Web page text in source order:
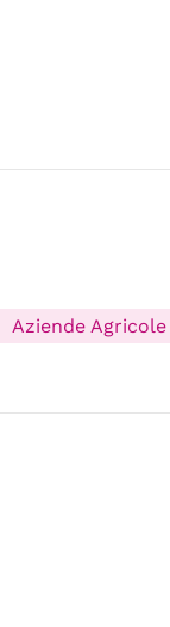
Aziende Agricole